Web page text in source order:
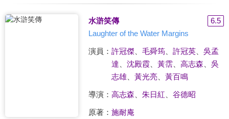
水滸笑傳
6.5
Laughter of the Water Margins
演員： 許冠傑、 毛舜筠、 許冠英、 吳孟
達
沈殿霞、 黃霑、 高志森
吳
志雄、 黃光亮、 黃百鳴
導演： 高志森 朱日紅 谷德昭
原著： 施耐庵